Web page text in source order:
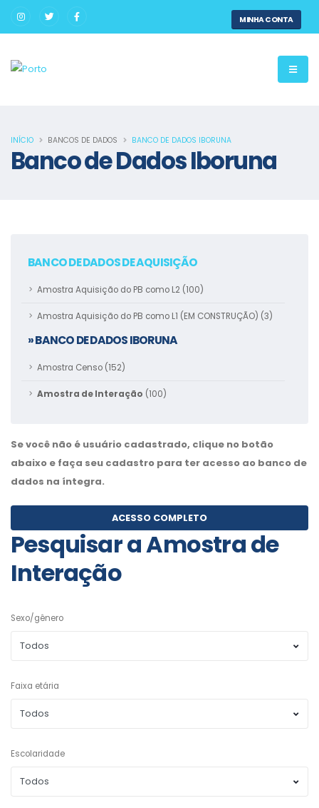
MINHA CONTA
Banco de Dados Iboruna
INÍCIO BANCOS DE DADOS BANCO DE DADOS IBORUNA
BANCO DE DADOS DE AQUISIÇÃO
Amostra Aquisição do PB como L2 (100)
Amostra Aquisição do PB como L1 (EM CONSTRUÇÃO) (3)
» BANCO DE DADOS IBORUNA
Amostra Censo (152)
Amostra de Interação (100)
Se você não é usuário cadastrado, clique no botão
abaixo e faça seu cadastro para ter acesso ao banco de
dados na íntegra.
ACESSO COMPLETO
Pesquisar a Amostra de
Interação
Sexo/gênero
Faixa etária
Escolaridade